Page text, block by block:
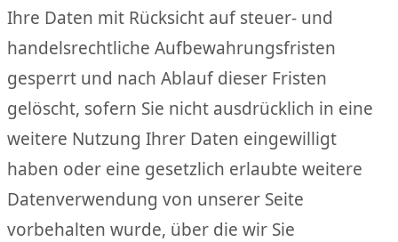
Ihre Daten mit Rücksicht auf steuer- und
handelsrechtliche Aufbewahrungsfristen
gesperrt und nach Ablauf dieser Fristen
gelöscht, sofern Sie nicht ausdrücklich in eine
weitere Nutzung Ihrer Daten eingewilligt
haben oder eine gesetzlich erlaubte weitere
Datenverwendung von unserer Seite
vorbehalten wurde, über die wir Sie